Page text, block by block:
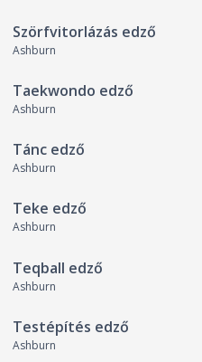
Szörfvitorlázás edző
Ashburn
Taekwondo edző
Ashburn
Tánc edző
Ashburn
Teke edző
Ashburn
Teqball edző
Ashburn
Testépítés edző
Ashburn